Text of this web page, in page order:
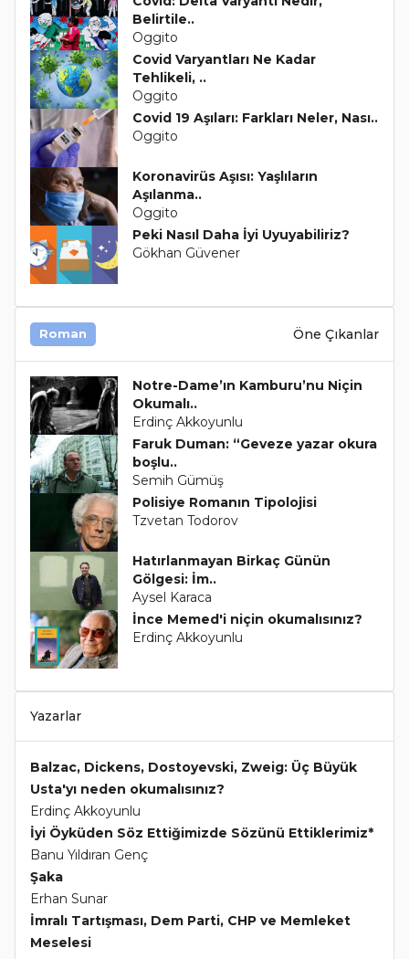
Belirtile..
Oggito
Covid Varyantları Ne Kadar
Tehlikeli, ..
Oggito
Covid 19 Aşıları: Farkları Neler, Nası..
Oggito
Koronavirüs Aşısı: Yaşlıların
Aşılanma..
Oggito
Peki Nasıl Daha İyi Uyuyabiliriz?
Gökhan Güvener
Roman Öne Çıkanlar
Notre-Dame’ın Kamburu’nu Niçin
Okumalı..
Erdinç Akkoyunlu
Faruk Duman: “Geveze yazar okura
boşlu..
Semih Gümüş
Polisiye Romanın Tipolojisi
Tzvetan Todorov
Hatırlanmayan Birkaç Günün
Gölgesi: İm..
Aysel Karaca
İnce Memed'i niçin okumalısınız?
Erdinç Akkoyunlu
Yazarlar
Balzac, Dickens, Dostoyevski, Zweig: Üç Büyük
Usta'yı neden okumalısınız?
Erdinç Akkoyunlu
İyi Öyküden Söz Ettiğimizde Sözünü Ettiklerimiz*
Banu Yıldıran Genç
Şaka
Erhan Sunar
İmralı Tartışması, Dem Parti, CHP ve Memleket
Meselesi